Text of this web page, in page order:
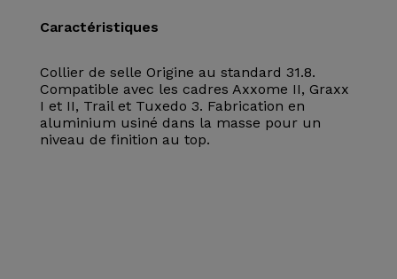
Caractéristiques
Collier de selle Origine au standard 31.8.
Compatible avec les cadres Axxome II, Graxx
I et II, Trail et Tuxedo 3. Fabrication en
aluminium usiné dans la masse pour un
niveau de finition au top.